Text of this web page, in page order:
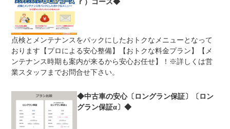
保証修理
受付先
-
法定整備
整備付 法定12ヶ月または法定24ヶ月点検整備付
※車検なし・車検整備付の場合は法定24ヶ月点検整備付
※商用車は6ヶ月または12ヶ月点検整備付
法定整備
について
-
ｒ）コース◆
点検とメンテナンスをパックにしたおトクなメニューとなって
おります【プロによる安心整備】【おトクな料金プラン】【メ
ンテナンス時期も案内が来るから安心お任せ】！※詳しくは営
業スタッフまでお問合せ下さい。
◆中古車の安心〔ロングラン保証〕〔ロン
グラン保証α〕◆